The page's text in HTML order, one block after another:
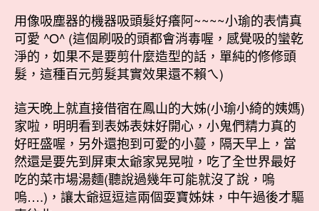
用像吸塵器的機器吸頭髮好癢阿~~~~小瑜的表情真
可愛 ^O^ (這個刷吸的頭都會消毒喔，感覺吸的蠻乾
淨的，如果不是要剪什麼造型的話，單純的修修頭
髮，這種百元剪髮其實效果還不賴ㄟ)
這天晚上就直接借宿在鳳山的大姊(小瑜小綺的姨媽)
家啦，明明看到表姊表妹好開心，小鬼們精力真的
好旺盛喔，另外還抱到可愛的小蔓，隔天早上，當
然還是要先到屏東太爺家晃晃啦，吃了全世界最好
吃的菜市場湯麵(聽說過幾年可能就沒了說，嗚
嗚….)，讓太爺逗逗這兩個耍寶姊妹，中午過後才驅